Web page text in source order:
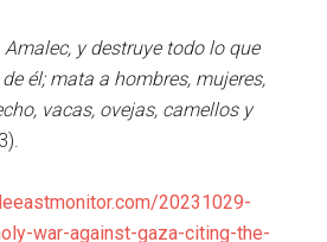
Amalec, y destruye todo lo que
él; mata a hombres, mujeres,
vacas, ovejas, camellos y
20231029-
war-against-gaza-citing-the-